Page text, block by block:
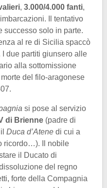
, 3.000/4.000 fanti,
Il tentativo
successo solo in parte.
al re di Sicilia spaccò
due partiti giunsero alle
alla sottomissione
del filo-aragonese
si pose al servizio
di Brienne (padre di
Duca d’Atene di cui a
ricordo…). Il nobile
il Ducato di
del regno
forte della Compagnia